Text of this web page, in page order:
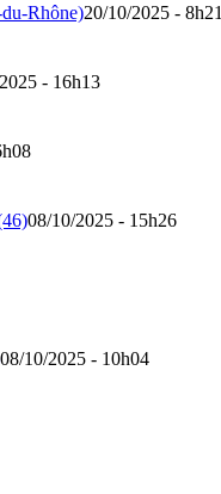
Rhône)20/10/2025 - 8h21
- 16h13
08/10/2025 - 15h26
08/10/2025 - 10h04